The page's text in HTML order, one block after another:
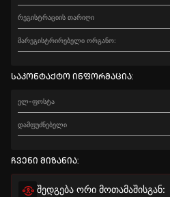
რეგისტრაციის თარიღი
მარეგისტრირებელი ორგანო:
საკონტაქტო ინფორმაცია:
ელ-ფოსტა
დამფუძნებელი
ჩვენი მიზანია:
შედგება ორი მოთამაშისგან: